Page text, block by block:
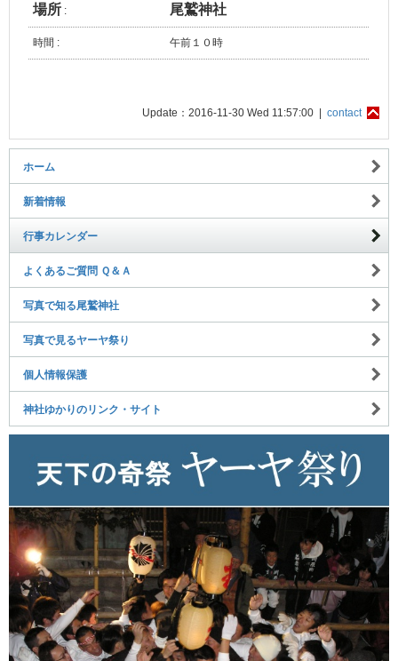
場所 : 尾鷲神社
時間 : 午前１０時
Update：2016-11-30 Wed 11:57:00 | contact
ホーム
新着情報
行事カレンダー
よくあるご質問 Ｑ＆Ａ
写真で知る尾鷲神社
写真で見るヤーヤ祭り
個人情報保護
神社ゆかりのリンク・サイト